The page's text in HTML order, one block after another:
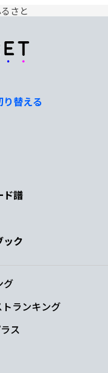
さと
替える
ド譜
ック
グ
ランキング
ス